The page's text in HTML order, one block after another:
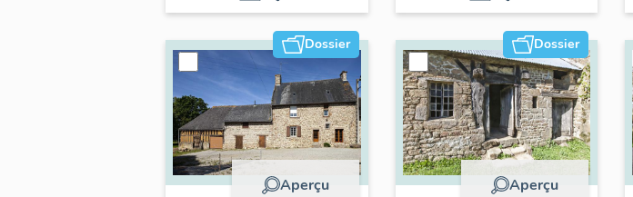
Dossier
Aperçu
Dossier
Aperçu